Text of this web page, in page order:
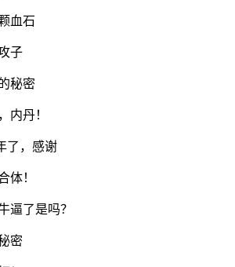
血石
子
秘密
内丹！
了，感谢
体！
逼了是吗？
密